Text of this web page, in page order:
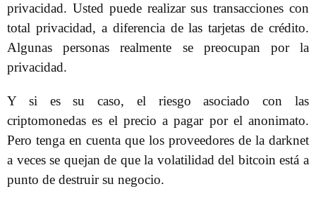
privacidad. Usted puede realizar sus transacciones con
total privacidad, a diferencia de las tarjetas de crédito.
Algunas personas realmente se preocupan por la
privacidad.
Y si es su caso, el riesgo asociado con las
criptomonedas es el precio a pagar por el anonimato.
Pero tenga en cuenta que los proveedores de la darknet
a veces se quejan de que la volatilidad del bitcoin está a
punto de destruir su negocio.